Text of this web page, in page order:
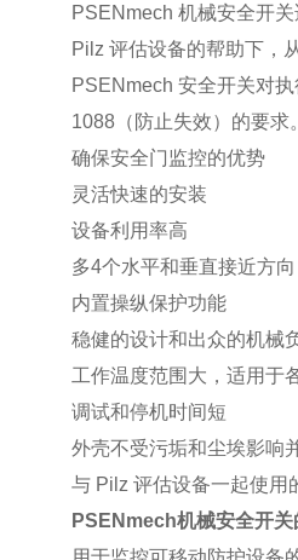
PSENmech 机械安全开
Pilz 评估设备的帮助下，
PSENmech 安全开关对
1088（防止失效）的要求。
确保安全门监控的优势
灵活快速的安装
设备利用率高
多4个水平和垂直接近方向
内置操纵保护功能
稳健的设计和出众的机械
工作温度范围大，适用于
调试和停机时间短
外壳不受污垢和尘埃影响
与 Pilz 评估设备一起使用
PSENmech机械安全开关